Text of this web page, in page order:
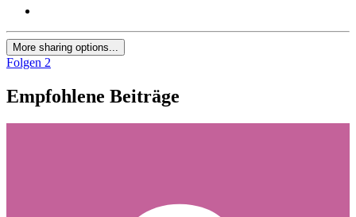
More sharing options...
Folgen 2
Empfohlene Beiträge